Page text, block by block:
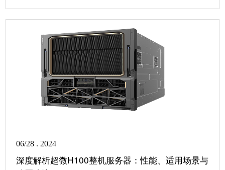
06/28 . 2024
深度解析超微H100整机服务器：性能、适用场景与